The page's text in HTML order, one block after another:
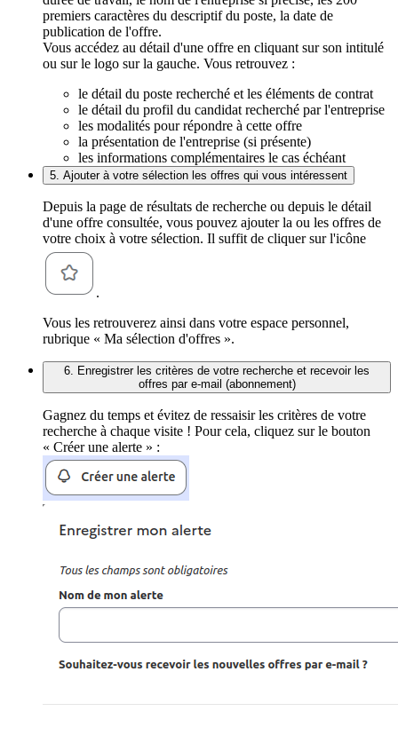
premiers caractères du descriptif du poste, la date de
publication de l'offre.
Vous accédez au détail d'une offre en cliquant sur son intitulé
ou sur le logo sur la gauche. Vous retrouvez :
le détail du poste recherché et les éléments de contrat
le détail du profil du candidat recherché par l'entreprise
les modalités pour répondre à cette offre
la présentation de l'entreprise (si présente)
les informations complémentaires le cas échéant
5. Ajouter à votre sélection les offres qui vous intéressent
Depuis la page de résultats de recherche ou depuis le détail
d'une offre consultée, vous pouvez ajouter la ou les offres de
votre choix à votre sélection. Il suffit de cliquer sur l'icône
.
Vous les retrouverez ainsi dans votre espace personnel,
rubrique « Ma sélection d'offres ».
6. Enregistrer les critères de votre recherche et recevoir les
offres par e-mail (abonnement)
Gagnez du temps et évitez de ressaisir les critères de votre
recherche à chaque visite ! Pour cela, cliquez sur le bouton
« Créer une alerte » :